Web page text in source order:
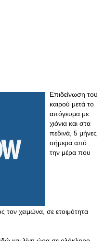
Επιδείνωση του
καιρού μετά το
απόγευμα με
χιόνια και στα
πεδινά, 5 μήνες
σήμερα από
την μέρα που
τον χειμώνα, σε ετοιμότητα